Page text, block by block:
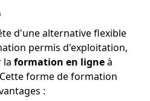
d'une alternative flexible
permis d'exploitation,
la formation en ligneà
forme de formation
: